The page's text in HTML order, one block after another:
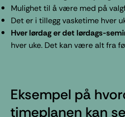
Mulighet til å være med på
Det er i tillegg vasketime hver
Hver lørdag er det lørdags-
hver uke. Det kan være alt fra
Eksempel på
timeplanen kan